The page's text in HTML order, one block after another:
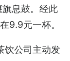
息鼓。经此
9.9元一杯。
饮公司主动发